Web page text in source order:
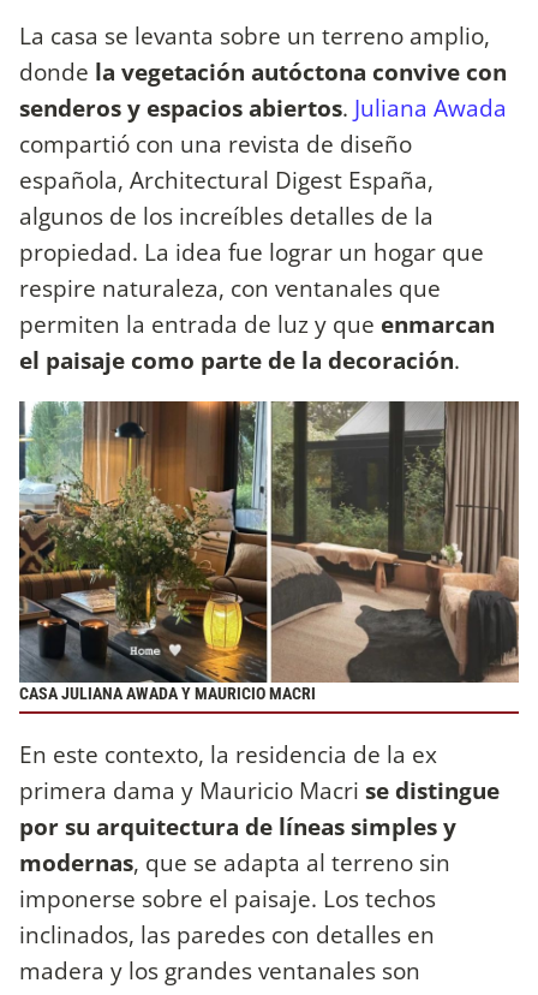
La casa se levanta sobre un terreno amplio,
donde la vegetación autóctona convive con
senderos y espacios abiertos. Juliana Awada
compartió con una revista de diseño
española, Architectural Digest España,
algunos de los increíbles detalles de la
propiedad. La idea fue lograr un hogar que
respire naturaleza, con ventanales que
permiten la entrada de luz y que enmarcan
el paisaje como parte de la decoración.
CASA JULIANA AWADA Y MAURICIO MACRI
En este contexto, la residencia de la ex
primera dama y Mauricio Macri se distingue
por su arquitectura de líneas simples y
modernas, que se adapta al terreno sin
imponerse sobre el paisaje. Los techos
inclinados, las paredes con detalles en
madera y los grandes ventanales son